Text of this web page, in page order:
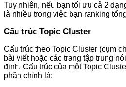
Tuy nhiên, nếu bạn tối ưu cả 2
là nhiều trong việc bạn ranking
Cấu trúc Topic Cluster
Cấu trúc theo Topic Cluster (cụm
bài viết hoặc các trang tập trung
định. Cấu trúc của một Topic
phần chính là: